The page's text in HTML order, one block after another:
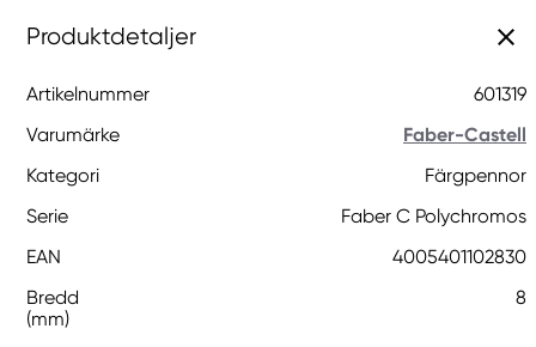
Produktdetaljer
Artikelnummer
601319
Varumärke
Faber-Castell
Kategori
Färgpennor
Serie
Faber C Polychromos
EAN
4005401102830
Bredd
(mm)
8